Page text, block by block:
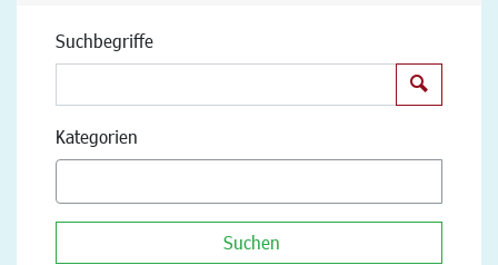
Suchbegriffe
Kategorien
Suchen